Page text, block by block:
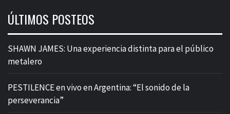
ÚLTIMOS POSTEOS
SHAWN JAMES: Una experiencia distinta para el público
metalero
PESTILENCE en vivo en Argentina: “El sonido de la
perseverancia”